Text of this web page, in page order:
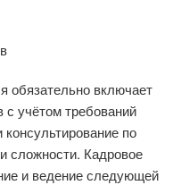
обязательно включает
учётом требований
по
сложности. Кадровое
и ведение следующей